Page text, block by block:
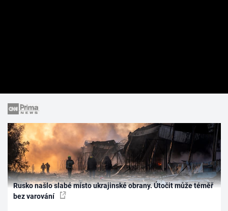
Rusko našlo slabé místo ukrajinské obrany. Útočit může téměř
bez varování